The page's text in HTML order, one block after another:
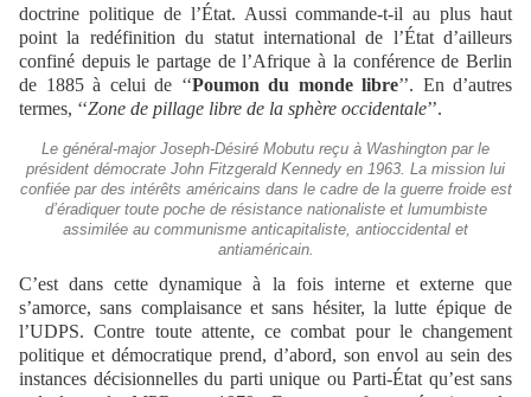
doctrine politique de l’État. Aussi commande-t-il au plus haut
point la redéfinition du statut international de l’État d’ailleurs
confiné depuis le partage de l’Afrique à la conférence de Berlin
de 1885 à celui de ‘‘Poumon du monde libre’’. En d’autres
termes, ‘‘Zone de pillage libre de la sphère occidentale’’.
Le général-major Joseph-Désiré Mobutu reçu à Washington par le
président démocrate John Fitzgerald Kennedy en 1963. La mission lui
confiée par des intérêts américains dans le cadre de la guerre froide est
d’éradiquer toute poche de résistance nationaliste et lumumbiste
assimilée au communisme anticapitaliste, antioccidental et
antiaméricain.
C’est dans cette dynamique à la fois interne et externe que
s’amorce, sans complaisance et sans hésiter, la lutte épique de
l’UDPS. Contre toute attente, ce combat pour le changement
politique et démocratique prend, d’abord, son envol au sein des
instances décisionnelles du parti unique ou Parti-État qu’est sans